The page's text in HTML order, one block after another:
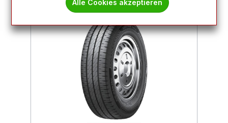
Alle Cookies akzeptieren